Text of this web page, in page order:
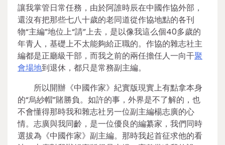
讓我掌管日常任務，由於阿誰時辰在中國作協外部，
還沒有把那些七八十歲的老同道從作協地點的各刊
物“主編”地位上“請”上去，是以像我這么個40多歲的
年青人，基礎上不太能夠給正職的。作協的雜志社主
編都是正廳級干部，而我之前的兩任擔任人一向干聚
會場地到退休，都只是常務副主編。
所以開辦《中國作家》紀實版現實上有點拿本身
的“烏紗帽”賭勝負。如許的事，外界是不了解的，也
不會懂得那時我和雜志社另一位副主編楊志廣的心
情。志廣與我同齡，是一位優良的編纂家，我們同時
選拔為《中國作家》副主編。那時我起首征求他的看